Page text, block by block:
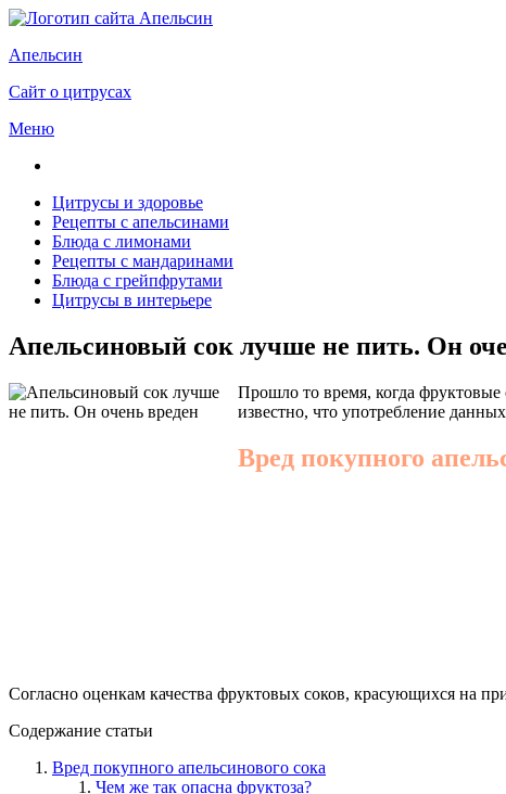
Апельсин
Сайт о цитрусах
Меню
Цитрусы и здоровье
Рецепты с апельсинами
Блюда с лимонами
Рецепты с мандаринами
Блюда с грейпфрутами
Цитрусы в интерьере
Апельсиновый сок лучше не пить. Он
Прошло то время, когда фруктовые
известно, что употребление
Вред покупного
Согласно оценкам качества фруктовых соков, красующихся на
Содержание статьи
Вред покупного апельсинового сока
Чем же так опасна фруктоза?